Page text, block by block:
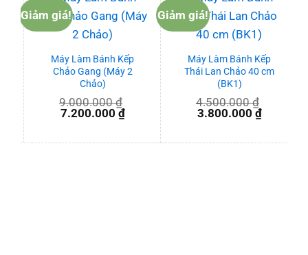
Giảm giá!
Máy Làm Bánh Kếp
Chảo Gang (Máy 2
Chảo)
9.000.000₫
Giá
9.000.000 ₫.
7.200.000 ₫Giá
hiện
là:
Giảm giá!
Máy Làm Bánh Kếp
Thái Lan Chảo 40 cm
(BK1)
4.500.000₫
Giá
4.500.000 ₫.
3.800.000 ₫Giá
hiện
là: